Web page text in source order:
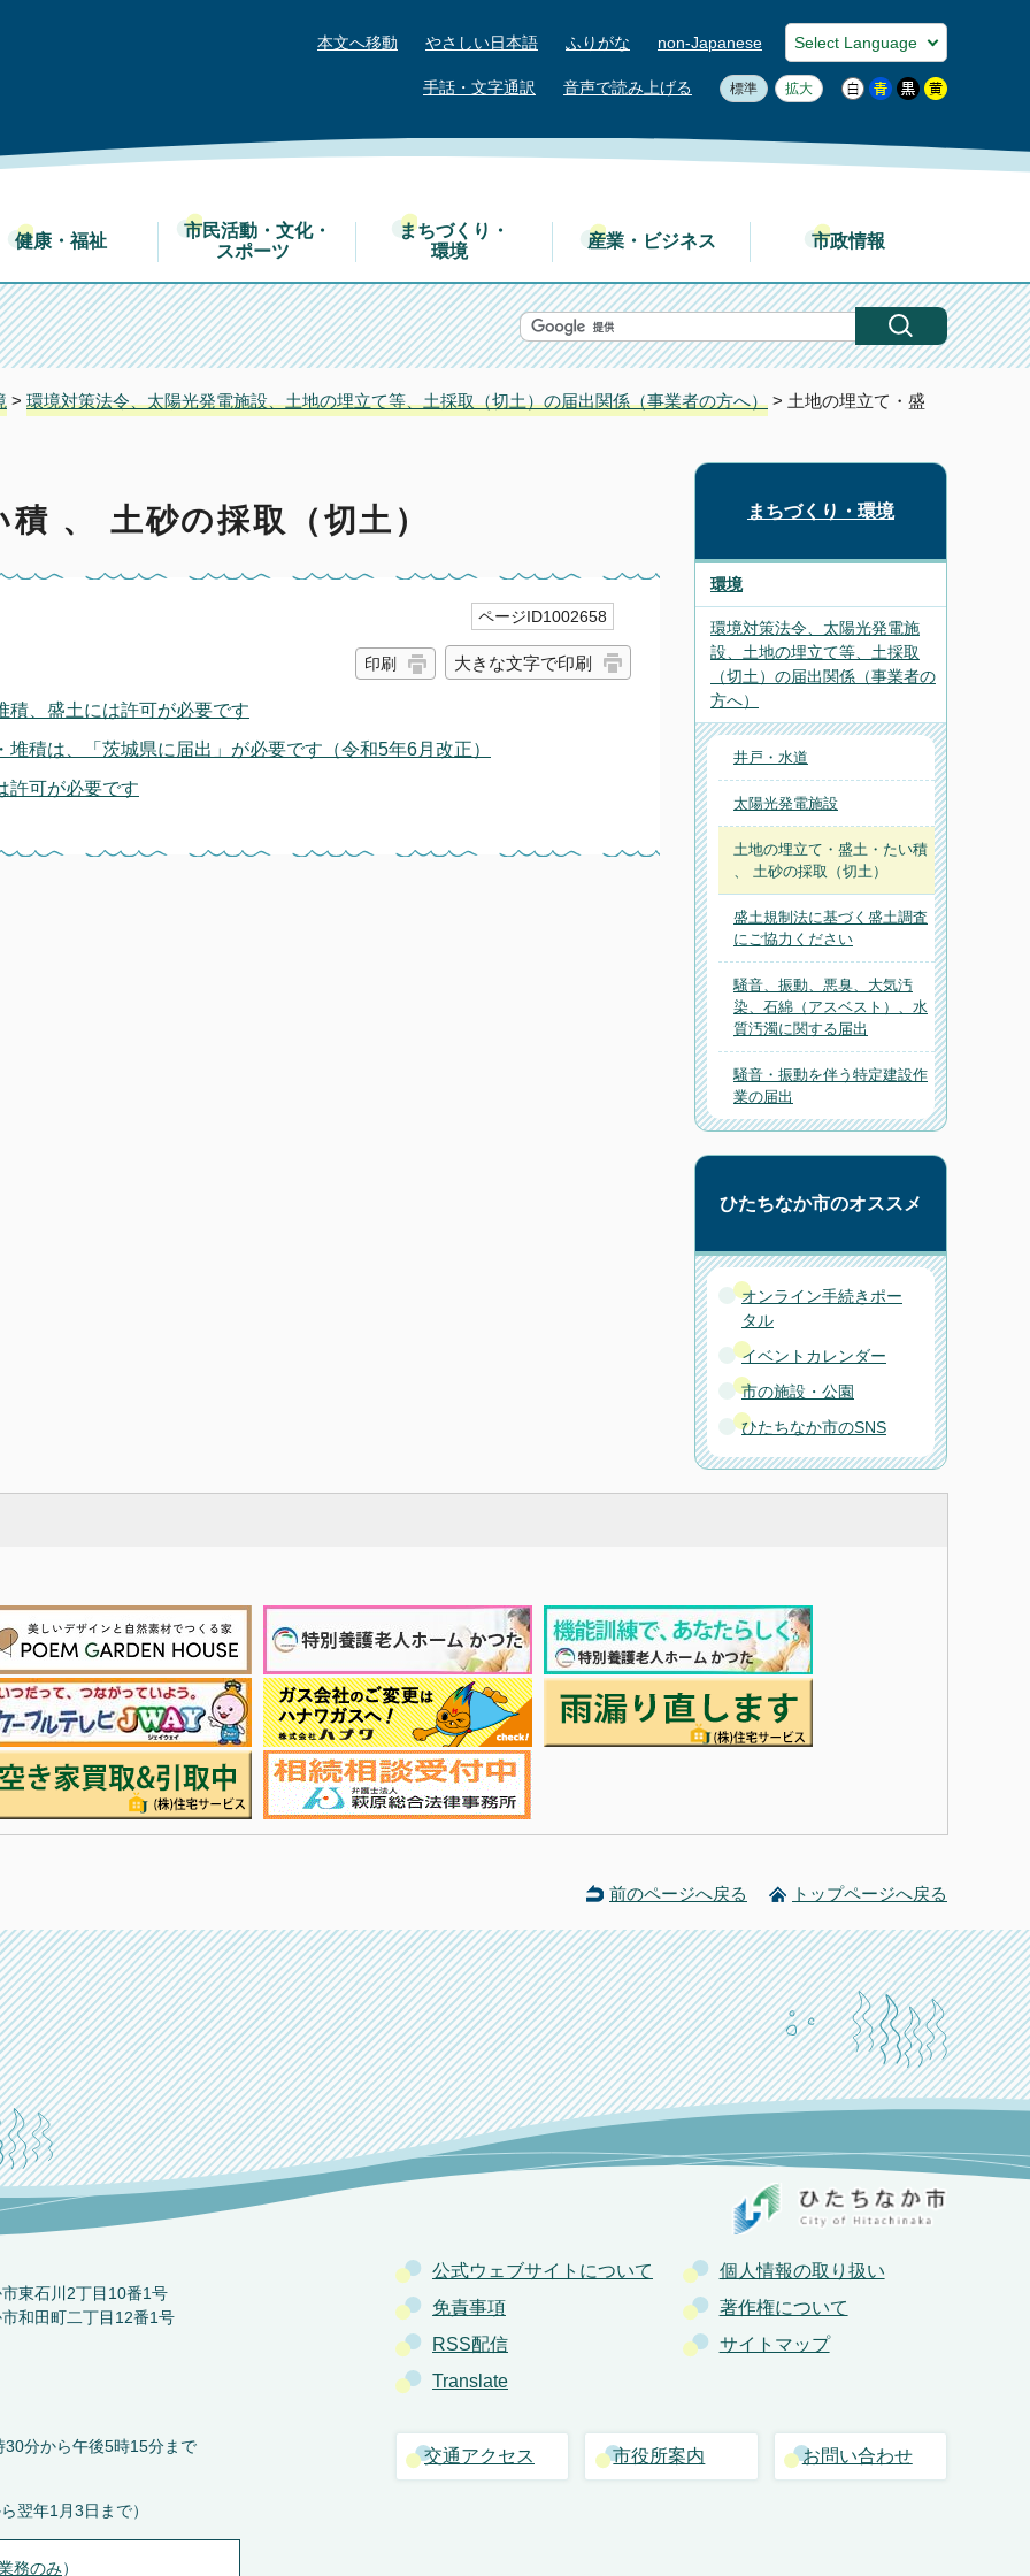
本文へ移動 やさしい日本語 ふりがな non-Japanese
手話・文字通訳 音声で読み上げる 標準 拡大
健康・福祉
市民活動・文化・
スポーツ
まちづくり・
環境
産業・ビジネス 市政情報
> 環境対策法令、太陽光発電施設、土地の埋立て等、土採取（切土）の届出関係（事業者の方へ） > 土地の埋立て・盛
、 土砂の採取（切土）
ページID1002658
印刷 大きな文字で印刷
積、盛土には許可が必要です
積は、「茨城県に届出」が必要です（令和5年6月改正）
許可が必要です
まちづくり・環境
環境
環境対策法令、太陽光発電施
設、土地の埋立て等、土採取
（切土）の届出関係（事業者の
方へ）
井戸・水道
太陽光発電施設
土地の埋立て・盛土・たい積
、 土砂の採取（切土）
盛土規制法に基づく盛土調査
にご協力ください
騒音、振動、悪臭、大気汚
染、石綿（アスベスト）、水
質汚濁に関する届出
騒音・振動を伴う特定建設作
業の届出
ひたちなか市のオススメ
オンライン手続きポー
タル
イベントカレンダー
市の施設・公園
ひたちなか市のSNS
前のページへ戻る トップページへ戻る
公式ウェブサイトについて
個人情報の取り扱い
免責事項
著作権について
RSS配信
サイトマップ
Translate
交通アクセス 市役所案内 お問い合わせ
東石川2丁目10番1号
和田町二丁目12番1号
分から午後5時15分まで
翌年1月3日まで）
務のみ）